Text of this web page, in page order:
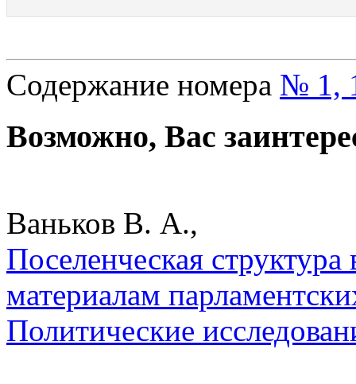
Содержание номера № 1,
Возможно, Вас
Ваньков В. А.,
Поселенческая
материалам
Политические